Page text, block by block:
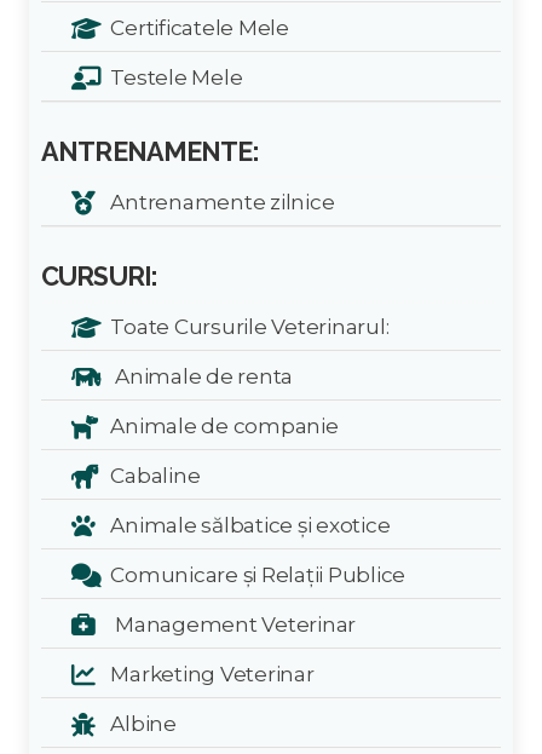
Certificatele Mele
Testele Mele
ANTRENAMENTE:
Antrenamente zilnice
CURSURI:
Toate Cursurile Veterinarul:
Animale de renta
Animale de companie
Cabaline
Animale sălbatice și exotice
Comunicare și Relații Publice
Management Veterinar
Marketing Veterinar
Albine